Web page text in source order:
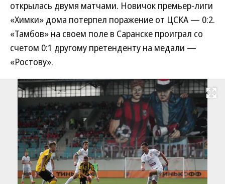
открылась двумя матчами. Новичок премьер-лиги
«Химки» дома потерпел поражение от ЦСКА — 0:2.
«Тамбов» на своем поле в Саранске проиграл со
счетом 0:1 другому претенденту на медали —
«Ростову».
Развернуть